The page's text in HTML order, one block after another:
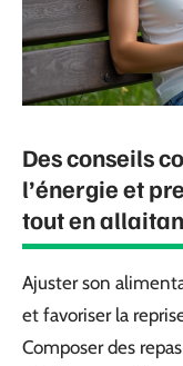
Des conseils
l’énergie et
tout en
Ajuster son
et favoriser la
Composer des